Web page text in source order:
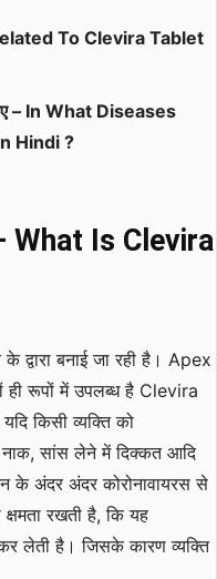
To Clevira Tablet
– In What Diseases
Hindi ?
What Is Clevira
बनाई जा रही है। Apex
ही रूपों में उपलब्ध है Clevira
किसी व्यक्ति को
नाक, सांस लेने में दिक्कत आदि
के अंदर अंदर कोरोनावायरस से
रखती है, कि यह
लेती है। जिसके कारण व्यक्ति